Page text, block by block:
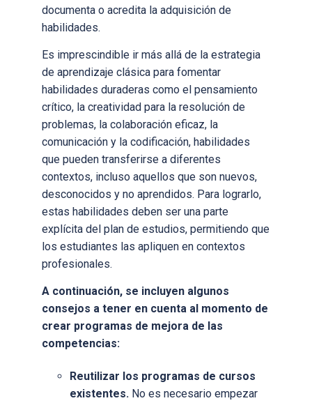
documenta o acredita la adquisición de
habilidades.
Es imprescindible ir más allá de la estrategia
de aprendizaje clásica para fomentar
habilidades duraderas como el pensamiento
crítico, la creatividad para la resolución de
problemas, la colaboración eficaz, la
comunicación y la codificación, habilidades
que pueden transferirse a diferentes
contextos, incluso aquellos que son nuevos,
desconocidos y no aprendidos. Para lograrlo,
estas habilidades deben ser una parte
explícita del plan de estudios, permitiendo que
los estudiantes las apliquen en contextos
profesionales.
A continuación, se incluyen algunos
consejos a tener en cuenta al momento de
crear programas de mejora de las
competencias:
Reutilizar los programas de cursos
existentes. No es necesario empezar